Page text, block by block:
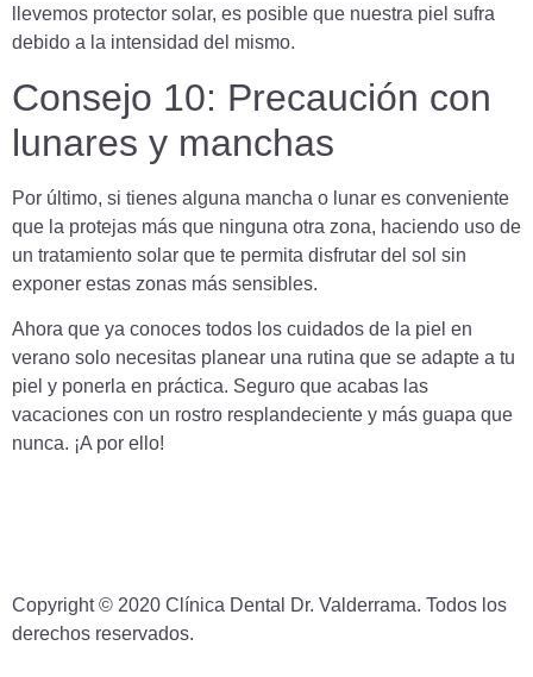
llevemos protector solar, es posible que nuestra piel sufra
debido a la intensidad del mismo.
Consejo 10: Precaución con
lunares y manchas
Por último, si tienes alguna mancha o lunar es conveniente
que la protejas más que ninguna otra zona, haciendo uso de
un tratamiento solar que te permita disfrutar del sol sin
exponer estas zonas más sensibles.
Ahora que ya conoces todos los cuidados de la piel en
verano solo necesitas planear una rutina que se adapte a tu
piel y ponerla en práctica. Seguro que acabas las
vacaciones con un rostro resplandeciente y más guapa que
nunca. ¡A por ello!
Copyright © 2020 Clínica Dental Dr. Valderrama. Todos los
derechos reservados.